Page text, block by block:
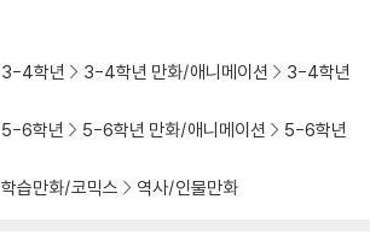
3-4학년 3-4학년 만화/애니메이션
3-4학년
5-6학년 5-6학년 만화/애니메이션
5-6학년
학습만화/코믹스 역사/인물만화